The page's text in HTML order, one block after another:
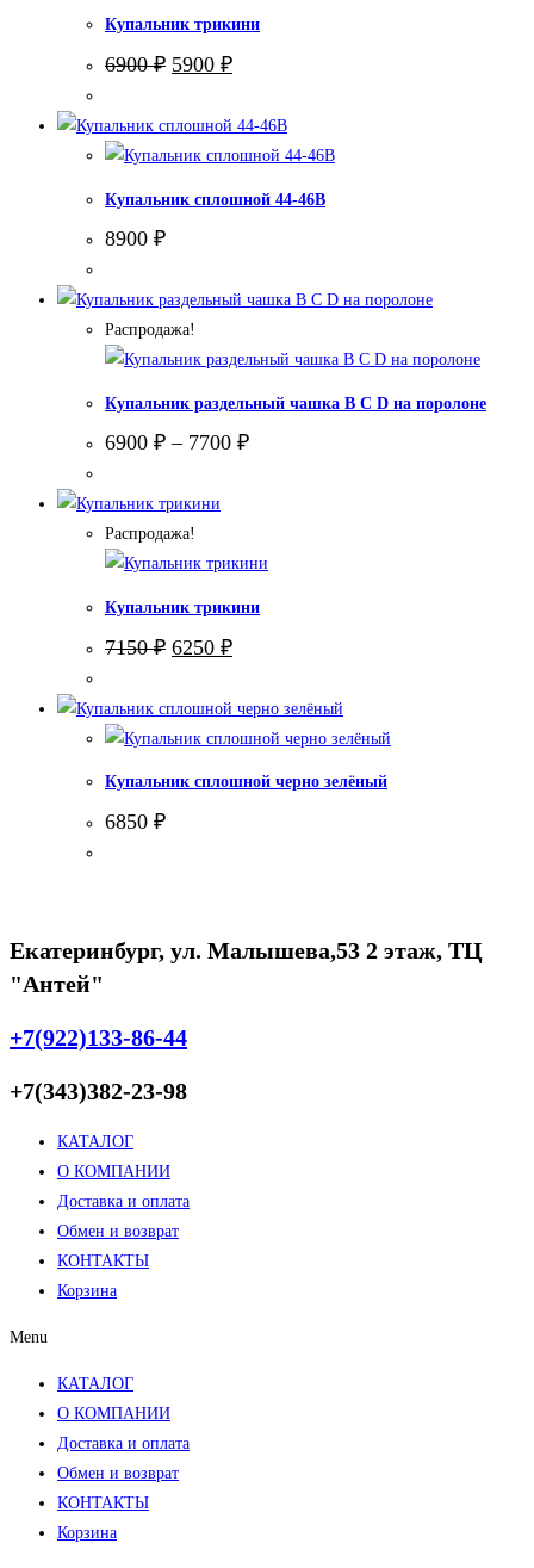
Купальник трикини
6900₽ Первоначальная
6900 ₽.
5900 ₽Текущая
Купальник сплошной 44-46В
8900 ₽
Распродажа!
Купальник раздельный чашка В С D на поролоне
6900 ₽ – 7700 ₽
Распродажа!
Купальник трикини
7150₽ Первоначальная
цена
7150 ₽.
6250 ₽Текущая
цена:
Купальник сплошной черно зелёный
6850 ₽
Екатеринбург, ул. Малышева,53 2 этаж, ТЦ
"Антей"
+7(922)133-86-44
+7(343)382-23-98
КАТАЛОГ
О КОМПАНИИ
Доставка и оплата
Обмен и возврат
КОНТАКТЫ
Корзина
Menu
КАТАЛОГ
О КОМПАНИИ
Доставка и оплата
Обмен и возврат
КОНТАКТЫ
Корзина